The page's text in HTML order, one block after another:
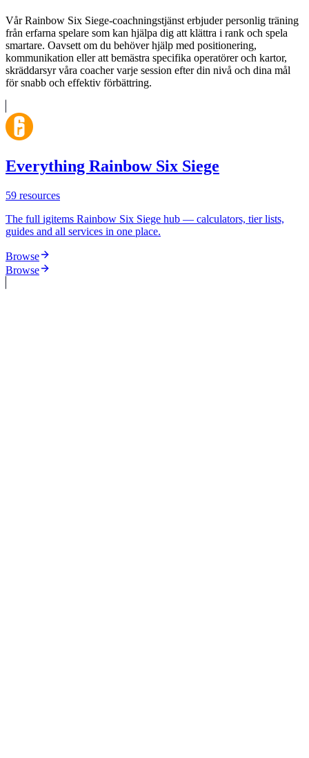
Vår Rainbow Six Siege-coachningstjänst erbjuder personlig träning
från erfarna spelare som kan hjälpa dig att klättra i rank och spela
smartare. Oavsett om du behöver hjälp med positionering,
kommunikation eller att bemästra specifika operatörer och kartor,
skräddarsyr våra coacher varje session efter din nivå och dina mål
för snabb och effektiv förbättring.
Everything Rainbow Six Siege
59 resources
The full igitems Rainbow Six Siege hub — calculators, tier lists,
guides and all services in one place.
Browse
Browse